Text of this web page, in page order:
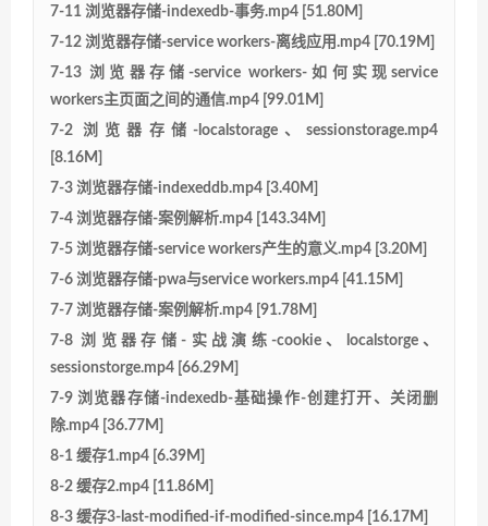
7-11 浏览器存储-indexedb-事务.mp4 [51.80M]
7-12 浏览器存储-service workers-离线应用.mp4 [70.19M]
7-13 浏览器存储-service workers-如何实现service
workers主页面之间的通信.mp4 [99.01M]
7-2 浏览器存储-localstorage、sessionstorage.mp4
[8.16M]
7-3 浏览器存储-indexeddb.mp4 [3.40M]
7-4 浏览器存储-案例解析.mp4 [143.34M]
7-5 浏览器存储-service workers产生的意义.mp4 [3.20M]
7-6 浏览器存储-pwa与service workers.mp4 [41.15M]
7-7 浏览器存储-案例解析.mp4 [91.78M]
7-8 浏览器存储-实战演练-cookie、localstorge、
sessionstorge.mp4 [66.29M]
7-9 浏览器存储-indexedb-基础操作-创建打开、关闭删
除.mp4 [36.77M]
8-1 缓存1.mp4 [6.39M]
8-2 缓存2.mp4 [11.86M]
8-3 缓存3-last-modified-if-modified-since.mp4 [16.17M]